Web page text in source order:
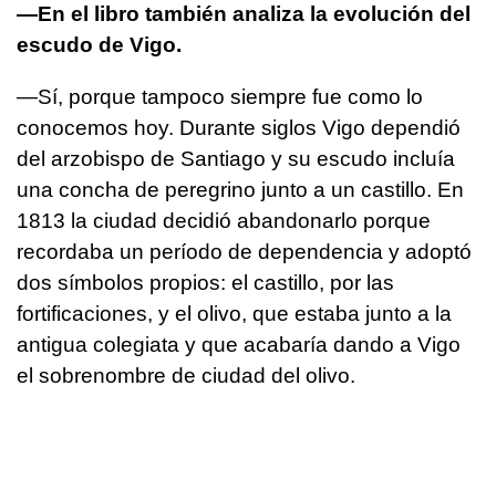
—En el libro también analiza la evolución del
escudo de Vigo.
—Sí, porque tampoco siempre fue como lo
conocemos hoy. Durante siglos Vigo dependió
del arzobispo de Santiago y su escudo incluía
una concha de peregrino junto a un castillo. En
1813 la ciudad decidió abandonarlo porque
recordaba un período de dependencia y adoptó
dos símbolos propios: el castillo, por las
fortificaciones, y el olivo, que estaba junto a la
antigua colegiata y que acabaría dando a Vigo
el sobrenombre de ciudad del olivo.